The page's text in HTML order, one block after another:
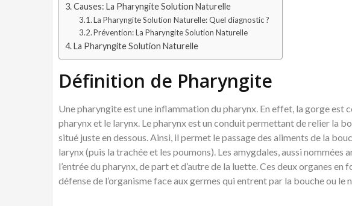
Causes: La Pharyngite Solution Naturelle
La Pharyngite Solution Naturelle: Quel diagnostic ?
Prévention: La Pharyngite Solution Naturelle
La Pharyngite Solution Naturelle
Définition de Pharyngite
Une pharyngite est une inflammation du pharynx. En effet, la gorge est
pharynx et le larynx. Le pharynx est un conduit permettant de relier la
situé juste en dessous. Ainsi, il permet le passage des aliments de la
larynx (puis la trachée et les poumons). Les amygdales, aussi nommées
l’entrée du pharynx, de part et d’autre de la luette. Ces deux organes en
défense de l’organisme face aux germes qui entrent par la bouche ou le